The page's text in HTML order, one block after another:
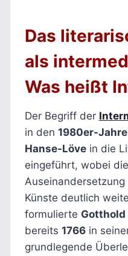
Das
als
Was heißt
Der Begriff der
in den 1980er-
Hanse-Lövein die
eingeführt, wobei
Künste deutlich
formulierte Gotthold
bereits 1766in
grundlegende